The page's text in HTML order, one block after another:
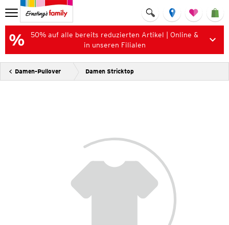
50% auf alle bereits reduzierten Artikel | Online &
in unseren Filialen
Damen-Pullover Damen Stricktop